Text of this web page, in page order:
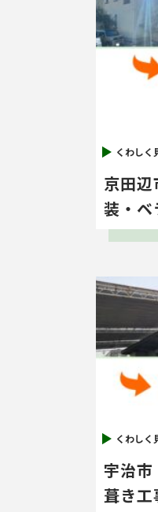
くわしく
京田
装・
くわしく
宇治
葺き工